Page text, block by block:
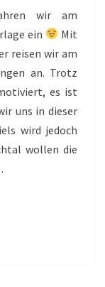
wir am
ein
Mit
reisen wir am
an. Trotz
es ist
uns in dieser
wird jedoch
wollen die